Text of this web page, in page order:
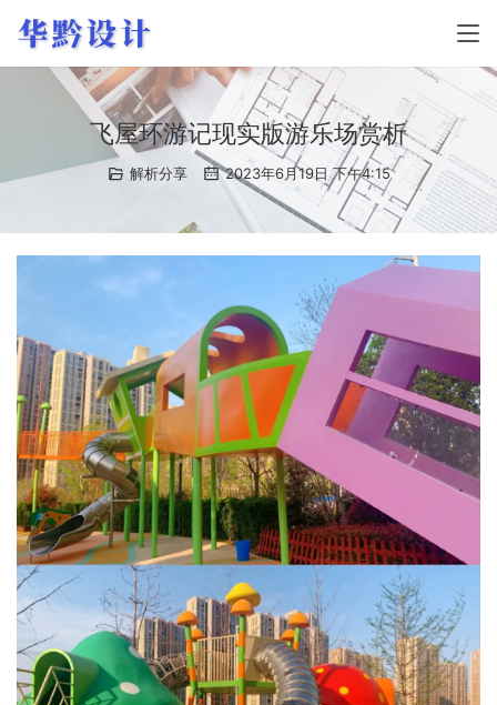
飞屋环游记现实版游乐场赏析
解析分享 2023年6月19日 下午4:15